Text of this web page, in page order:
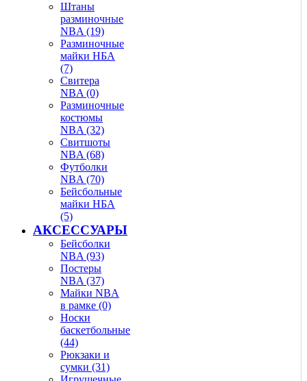
Штаны
разминочные
NBA (19)
Разминочные
майки НБА
(7)
Свитера
NBA (0)
Разминочные
костюмы
NBA (32)
Свитшоты
NBA (68)
Футболки
NBA (70)
Бейсбольные
майки НБА
(5)
АКСЕССУАРЫ
Бейсболки
NBA (93)
Постеры
NBA (37)
Майки NBA
в рамке (0)
Носки
баскетбольные
(44)
Рюкзаки и
сумки (31)